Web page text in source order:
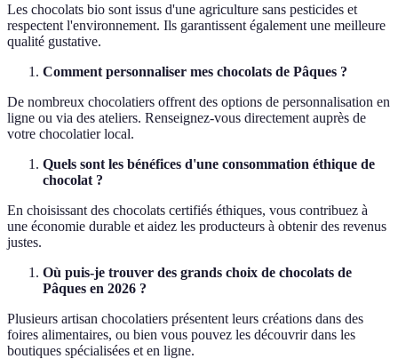
Les chocolats bio sont issus d'une agriculture sans pesticides et
respectent l'environnement. Ils garantissent également une meilleure
qualité gustative.
Comment personnaliser mes chocolats de Pâques ?
De nombreux chocolatiers offrent des options de personnalisation en
ligne ou via des ateliers. Renseignez-vous directement auprès de
votre chocolatier local.
Quels sont les bénéfices d'une consommation éthique de
chocolat ?
En choisissant des chocolats certifiés éthiques, vous contribuez à
une économie durable et aidez les producteurs à obtenir des revenus
justes.
Où puis-je trouver des grands choix de chocolats de
Pâques en 2026 ?
Plusieurs artisan chocolatiers présentent leurs créations dans des
foires alimentaires, ou bien vous pouvez les découvrir dans les
boutiques spécialisées et en ligne.